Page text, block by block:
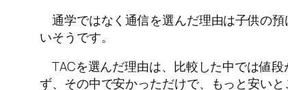
通学ではなく通信を選んだ理由は子供の
いそうです。
TACを選んだ理由は、比較した中では値
ず、その中で安かっただけで、もっと安い